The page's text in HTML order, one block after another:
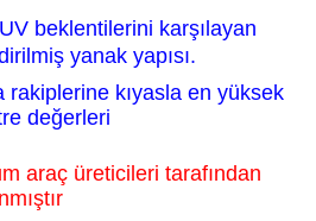
beklentilerini karşılayan
yanak yapısı.
rakiplerine kıyasla en yüksek
değerleri
araç üreticileri tarafından